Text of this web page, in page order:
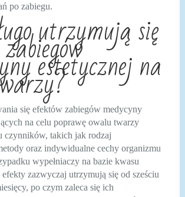
po zabiegu.
utrzymują się
estetycznej na
się efektów zabiegów medycyny
na celu poprawę owalu twarzy
czynników, takich jak rodzaj
oraz indywidualne cechy organizmu
wypełniaczy na bazie kwasu
zazwyczaj utrzymują się od sześciu
po czym zaleca się ich